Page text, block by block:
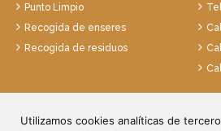
Utilizamos cookies analíticas de
Punto Limpio
Recogida de enseres
Recogida de residuos
28814 Daganzo,